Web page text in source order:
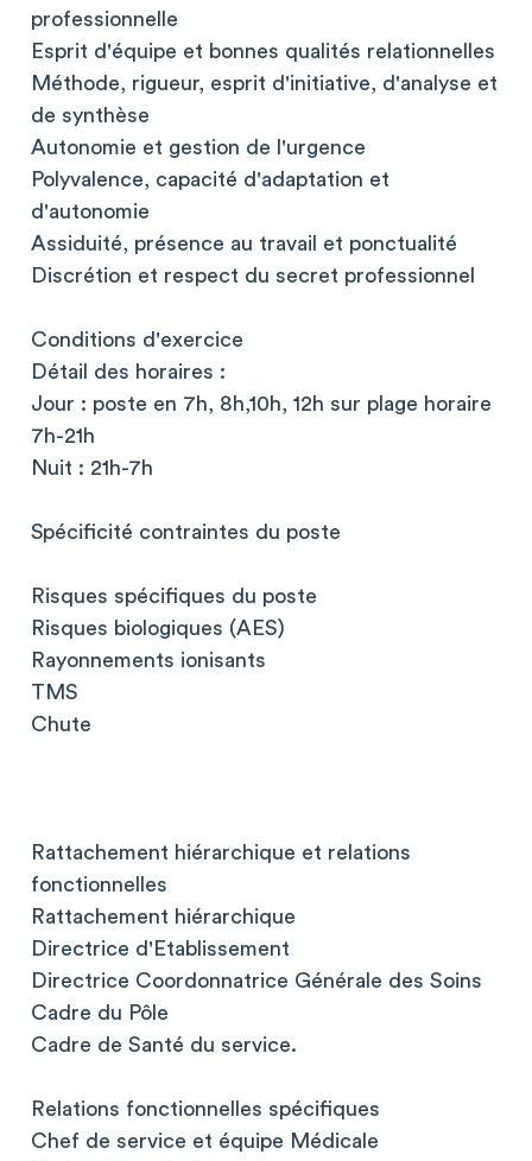
professionnelle
Esprit d'équipe et bonnes qualités relationnelles
Méthode, rigueur, esprit d'initiative, d'analyse et
de synthèse
Autonomie et gestion de l'urgence
Polyvalence, capacité d'adaptation et
d'autonomie
Assiduité, présence au travail et ponctualité
Discrétion et respect du secret professionnel
Conditions d'exercice
Détail des horaires :
Jour : poste en 7h, 8h,10h, 12h sur plage horaire
7h-21h
Nuit : 21h-7h
Spécificité contraintes du poste
Risques spécifiques du poste
Risques biologiques (AES)
Rayonnements ionisants
TMS
Chute
Rattachement hiérarchique et relations
fonctionnelles
Rattachement hiérarchique
Directrice d'Etablissement
Directrice Coordonnatrice Générale des Soins
Cadre du Pôle
Cadre de Santé du service.
Relations fonctionnelles spécifiques
Chef de service et équipe Médicale